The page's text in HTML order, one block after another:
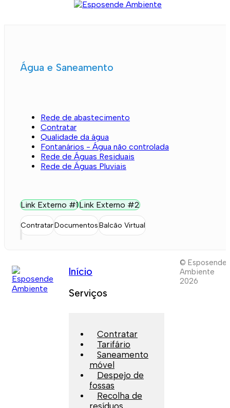
Água e Saneamento
Rede de abastecimento
Contratar
Qualidade da água
Fontanários - Água não controlada
Rede de Águas Residuais
Rede de Águas Pluviais
Link Externo #1Link Externo #2
ContratarDocumentosBalcão Virtual
Início
Serviços
Contratar
Tarifário
Saneamento
móvel
Despejo de
fossas
Recolha de
resíduos
© Esposende
Ambiente
2026